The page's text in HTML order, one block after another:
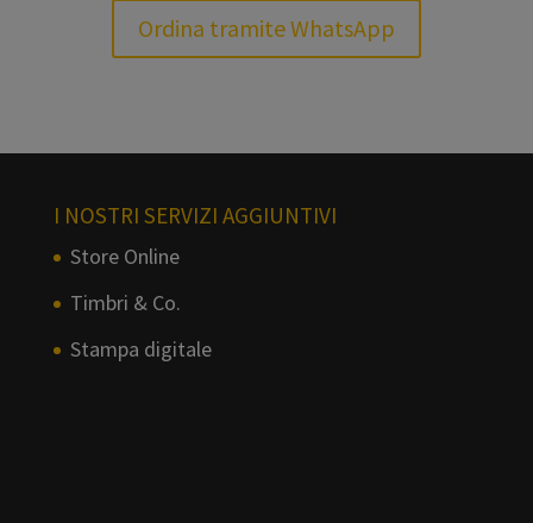
Ordina tramite WhatsApp
I NOSTRI SERVIZI AGGIUNTIVI
Store Online
Timbri & Co.
Stampa digitale